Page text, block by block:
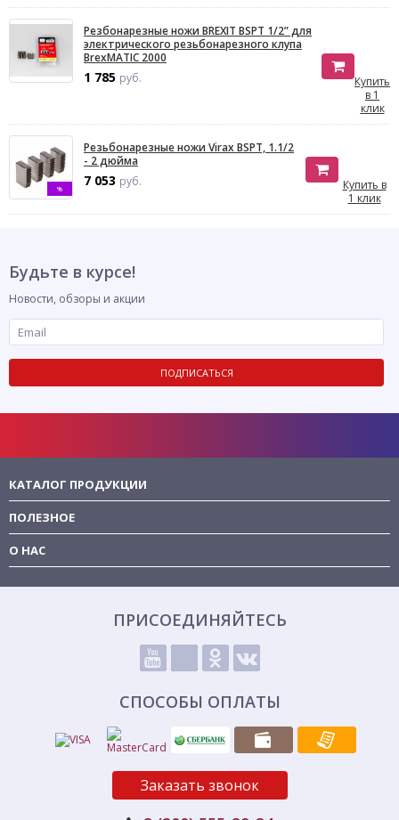
Резбонарезные ножи BREXIT BSPT 1/2” для
электрического резьбонарезного клупа
BrexMATIC 2000
1 785 руб.
Купить
в 1
клик
%
Резьбонарезные ножи Virax BSPT, 1.1/2
- 2 дюйма
7 053 руб.
Купить в
1 клик
Будьте в курсе!
Новости, обзоры и акции
ПОДПИСАТЬСЯ
КАТАЛОГ ПРОДУКЦИИ
ПОЛЕЗНОЕ
О НАС
ПРИСОЕДИНЯЙТЕСЬ
СПОСОБЫ ОПЛАТЫ
Заказать звонок